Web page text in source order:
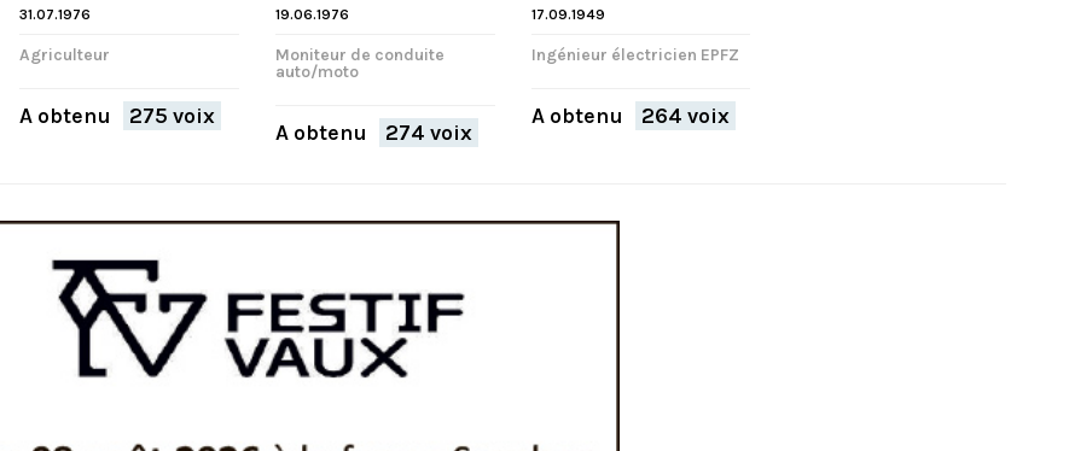
31.07.1976
Agriculteur
A obtenu 275 voix
19.06.1976
Moniteur de conduite
auto/moto
A obtenu 274 voix
17.09.1949
Ingénieur électricien EPFZ
A obtenu 264 voix